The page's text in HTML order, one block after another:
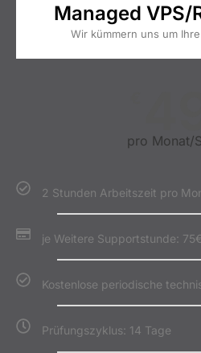
Managed
Wir kümmern uns um
pro Monat/
2 Stunden Arbeitszeit pro
je Weitere Supportstunde: 75€
Kostenlose periodische
Prüfungszyklus: 14 Tage